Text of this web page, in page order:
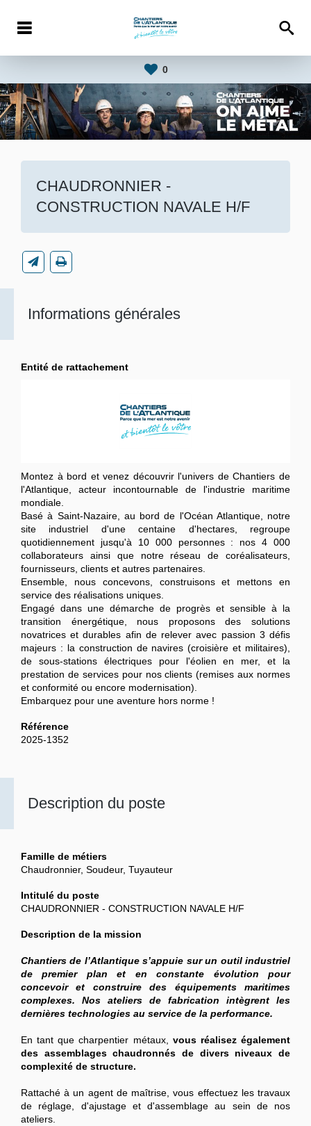
0
CHAUDRONNIER -
CONSTRUCTION NAVALE H/F
Description du poste
Famille de métiers
Chaudronnier, Soudeur, Tuyauteur
Intitulé du poste
CHAUDRONNIER - CONSTRUCTION NAVALE H/F
Description de la mission
Chantiers de l’Atlantique s’appuie sur un outil industriel
de premier plan et en constante évolution pour
concevoir et construire des équipements maritimes
complexes. Nos ateliers de fabrication intègrent les
dernières technologies au service de la performance.
En tant que charpentier métaux,
vous réalisez également
des assemblages chaudronnés de divers niveaux de
complexité de structure.
Rattaché à un agent de maîtrise, vous effectuez les travaux
de réglage, d'ajustage et d'assemblage au sein de nos
ateliers.
Informations générales
Entité de rattachement
Montez à bord et venez découvrir l'univers de Chantiers de
l'Atlantique, acteur incontournable de l'industrie maritime
mondiale.
Basé à Saint-Nazaire, au bord de l'Océan Atlantique, notre
site industriel d'une centaine d'hectares, regroupe
quotidiennement jusqu'à 10 000 personnes : nos 4 000
collaborateurs ainsi que notre réseau de coréalisateurs,
fournisseurs, clients et autres partenaires.
Ensemble, nous concevons, construisons et mettons en
service des réalisations uniques.
Engagé dans une démarche de progrès et sensible à la
transition énergétique, nous proposons des solutions
novatrices et durables afin de relever avec passion 3 défis
majeurs : la construction de navires (croisière et militaires),
de sous-stations électriques pour l'éolien en mer, et la
prestation de services pour nos clients (remises aux normes
et conformité ou encore modernisation).
Embarquez pour une aventure hors norme !
Référence
2025-1352